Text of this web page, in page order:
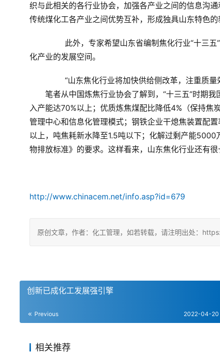
织与此相关的各行业协会，加强各产业之间的信息沟
传统煤化工各产业之间优势互补，形成独具山东特色
化产业的发展空间。
　　“山东焦化行业将加快供给侧改革，注重质
笔者从中国炼焦行业协会了解到，“十三五”时期我
入产能达70%以上；优质炼焦煤配比降低4%（保持
管理中心和信息化管理模式；钢铁企业干熄焦装置配
以上，吨焦耗新水降至1.5吨以下；化解过剩产能
物排放标准》的要求。这样看来，山东焦化行业还有
http://www.chinacem.net/info.asp?id=679
原创文章，作者：化工管理，如若转载，请注明出处：
创新已成化工发展强引擎
Previous 2022-04-20
相关推荐